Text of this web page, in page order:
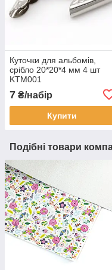
Куточки для альбомів,
срібло 20*20*4 мм 4 шт
KTM001
7 ₴/набір
Купити
Подібні товари